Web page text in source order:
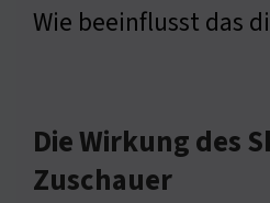
Wie beeinflusst das
Die Wirkung des
Zuschauer